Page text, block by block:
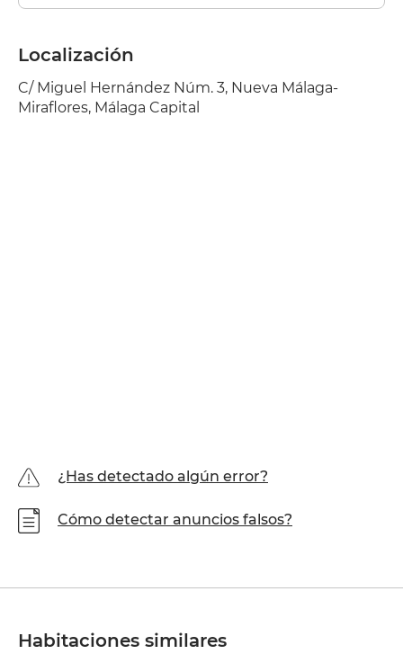
Localización
C/ Miguel Hernández Núm. 3, Nueva Málaga-
Miraflores, Málaga Capital
¿Has detectado algún error?
Cómo detectar anuncios falsos?
Habitaciones similares